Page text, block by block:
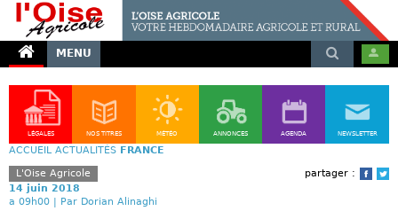
MENU
LÉGALES NOS TITRES MÉTÉO ANNONCES AGENDA NEWSLETTER
ACCUEIL ACTUALITÉS FRANCE
partager :
L'Oise Agricole
14 juin 2018
a 09h00 | Par Dorian Alinaghi